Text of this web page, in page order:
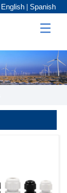
English Spanish